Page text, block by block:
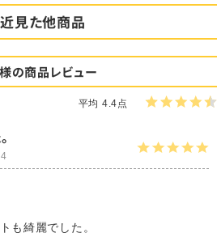
見た他商品
の商品レビュー
平均 4.4点
も綺麗でした。